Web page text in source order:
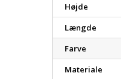
Højde
Længde
Farve
Materiale